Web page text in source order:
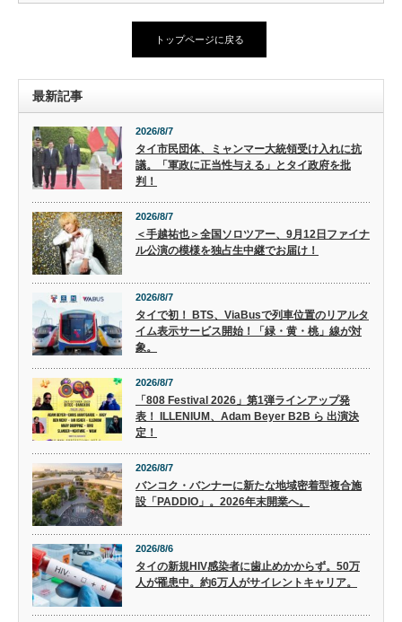
トップページに戻る
最新記事
2026/8/7
タイ市民団体、ミャンマー大統領受け入れに抗
議。「軍政に正当性与える」とタイ政府を批
判！
2026/8/7
＜手越祐也＞全国ソロツアー、9月12日ファイナ
ル公演の模様を独占生中継でお届け！
2026/8/7
タイで初！ BTS、ViaBusで列車位置のリアルタ
イム表示サービス開始！「緑・黄・桃」線が対
象。
2026/8/7
「808 Festival 2026」第1弾ラインアップ発
表！ ILLENIUM、Adam Beyer B2B ら 出演決
定！
2026/8/7
バンコク・バンナーに新たな地域密着型複合施
設「PADDIO」。2026年末開業へ。
2026/8/6
タイの新規HIV感染者に歯止めかからず。50万
人が罹患中。約6万人がサイレントキャリア。